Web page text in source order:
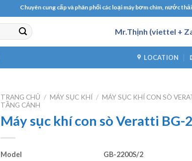
Chuyên cung cấp và phân phối các loại máy bơm chìm, nước thải -
Mr.Thịnh (viettel +
LOCATION
TRANG CHỦ / MÁY SỤC KHÍ / MÁY SỤC KHÍ CON SÒ
TẦNG CÁNH
Máy sục khí con sò Veratti
Model
GB-2200S/2